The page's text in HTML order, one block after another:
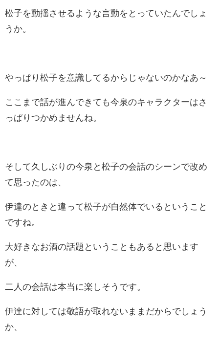
松子を動揺させるような言動をとっていたんでしょ
うか。
やっぱり松子を意識してるからじゃないのかなあ～
ここまで話が進んできても今泉のキャラクターはさ
っぱりつかめませんね。
そして久しぶりの今泉と松子の会話のシーンで改め
て思ったのは、
伊達のときと違って松子が自然体でいるということ
ですね。
大好きなお酒の話題ということもあると思います
が、
二人の会話は本当に楽しそうです。
伊達に対しては敬語が取れないままだからでしょう
か、